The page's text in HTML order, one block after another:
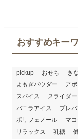
おすすめキー
pickup おせち き
よもぎパウダー
ア
スパイス
スライダー
バニラアイス
プレ
ポリフェノール
マ
リラックス
乳糖